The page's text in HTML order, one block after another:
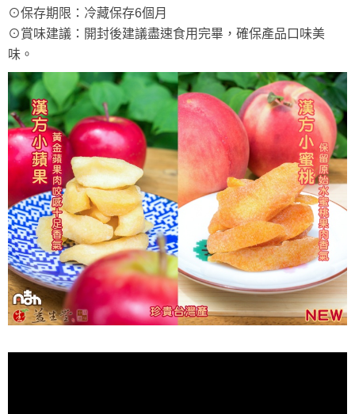
⊙保存期限：冷藏保存6個月
⊙賞味建議：開封後建議盡速食用完畢，確保產品口味美
味。